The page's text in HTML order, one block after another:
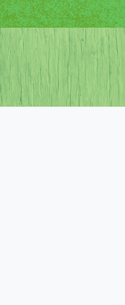
Skip
to
content